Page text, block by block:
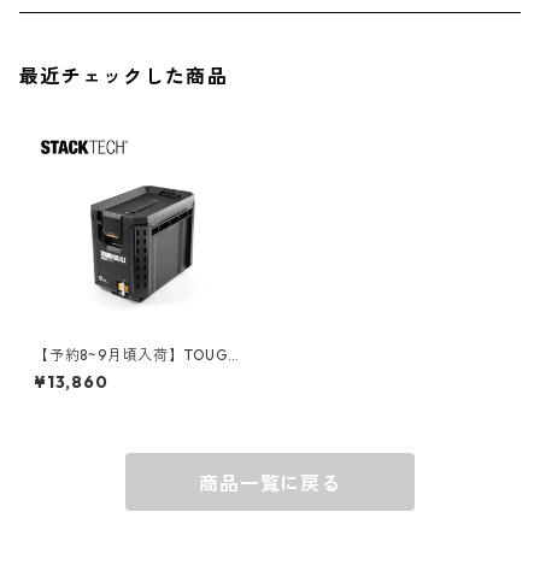
最近チェックした商品
【予約8~9月頃入荷】TOUGHB
UILT（タフビルト）STACK TE
CH(スタックテック) ツールボ
¥13,860
商品一覧に戻る